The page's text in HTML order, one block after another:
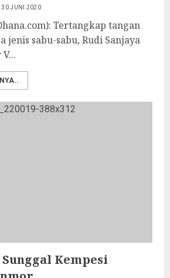
30 JUNI 2020
Tertangkap tangan
sabu-sabu, Rudi Sanjaya
Kempesi